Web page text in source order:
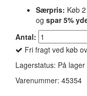
Særpris: Køb
og spar5%
Antal:
Fri fragt ved køb
Lagerstatus: På lager
Varenummer: 45354